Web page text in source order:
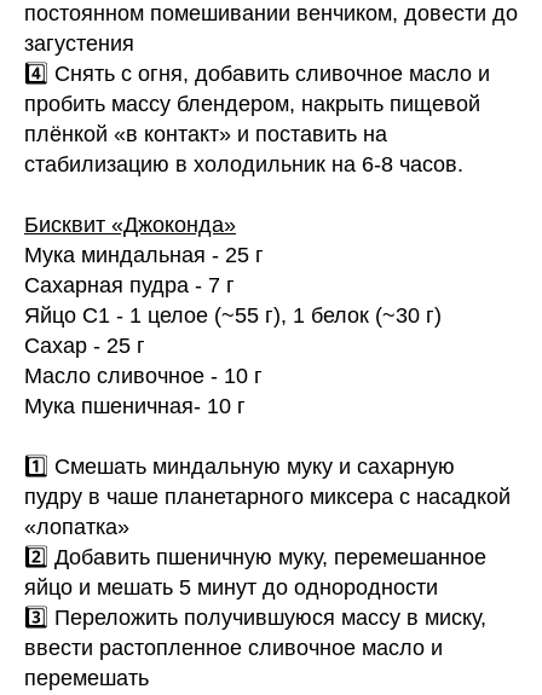
постоянном помешивании венчиком, довести до
загустения
4️⃣ Снять с огня, добавить сливочное масло и
пробить массу блендером, накрыть пищевой
плёнкой «в контакт» и поставить на
стабилизацию в холодильник на 6-8 часов.
Бисквит «Джоконда»
Мука миндальная - 25 г
Сахарная пудра - 7 г
Яйцо С1 - 1 целое (~55 г), 1 белок (~30 г)
Сахар - 25 г
Масло сливочное - 10 г
Мука пшеничная- 10 г
1️⃣ Смешать миндальную муку и сахарную
пудру в чаше планетарного миксера с насадкой
«лопатка»
2️⃣ Добавить пшеничную муку, перемешанное
яйцо и мешать 5 минут до однородности
3️⃣ Переложить получившуюся массу в миску,
ввести растопленное сливочное масло и
перемешать